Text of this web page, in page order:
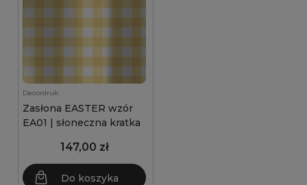
Decordruk
Zasłona EASTER wzór
EA01 | słoneczna kratka
147,00 zł
Do koszyka